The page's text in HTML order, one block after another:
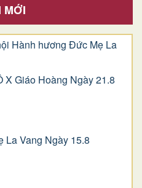
MỚI
Hành hương Đức Mẹ La
X Giáo Hoàng Ngày 21.8
La Vang Ngày 15.8